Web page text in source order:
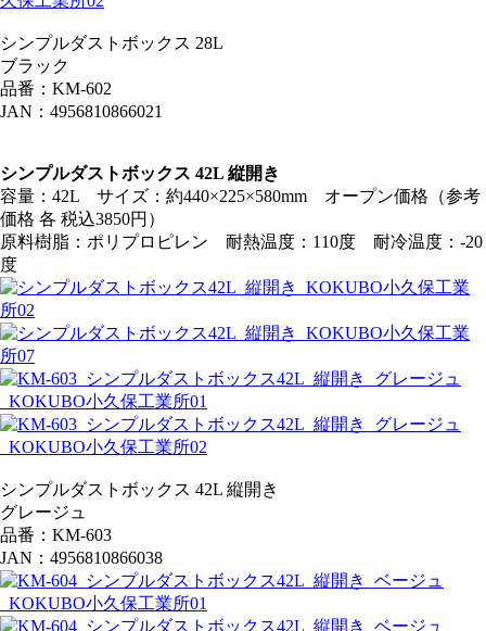
シンプルダストボックス 28L
ブラック
品番：KM-602
JAN：4956810866021
シンプルダストボックス 42L 縦開き
容量：42L サイズ：約440×225×580mm オープン価格（参考
価格 各 税込3850円）
原料樹脂：ポリプロピレン 耐熱温度：110度 耐冷温度：-20
度
シンプルダストボックス 42L 縦開き
グレージュ
品番：KM-603
JAN：4956810866038